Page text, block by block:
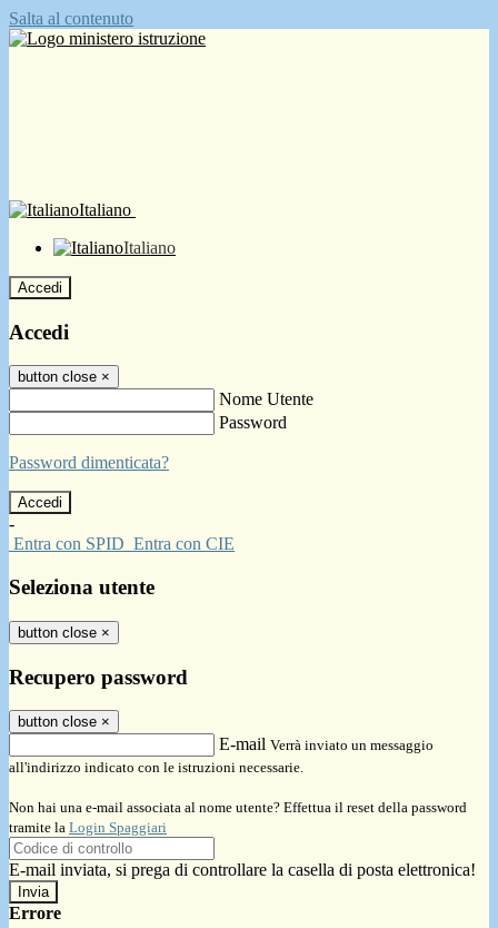
Salta al contenuto
Italiano
Italiano
Accedi
Accedi
button close ×
Nome Utente
Password
Password dimenticata?
-
Entra con SPID Entra con CIE
Seleziona utente
button close ×
Recupero password
button close ×
E-mail Verrà inviato un messaggio
all'indirizzo indicato con le istruzioni necessarie.
Non hai una e-mail associata al nome utente? Effettua il reset della password
tramite la Login Spaggiari
E-mail inviata, si prega di controllare la casella di posta elettronica!
Errore